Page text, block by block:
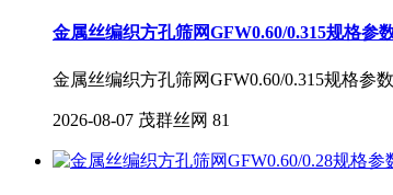
金属丝编织方孔筛网GFW0.60/0.315规格参
金属丝编织方孔筛网GFW0.60/0.315规格参
2026-08-07 茂群丝网 81